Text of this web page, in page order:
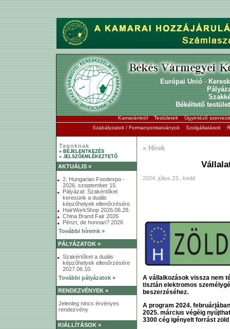
Európai Unió-
Békéltető testület
Kamaránkról Testületek
Ügyintéző
Szabályzatok / Formanyomtatványok
Szolgáltatások
Tagoknak
» BEJELENTKEZÉS
» JELSZÓEMLÉKEZTETŐ
AKTUÁLIS »
2. Hungarian Foodexpo -
2026. szeptember 15.
Pályázat: Szakértőket
keresünk a duális
képzőhelyek ellenőrzésére
HairWorkShop 2026.06.28.
China Brand Fair 2026
Pénzt, de honnan? 2026
További híreink »
PÁLYÁZATOK »
Szakértőket a duális
képzőhelyek ellenőrzésére
2027.06.10.
További pályázatok »
RENDEZVÉNYEK »
Jelenleg nincs érvényes
rendezvény
KIÁLLÍTÁSOK »
» Hírek
2024. július 23., kedd
A vállalkozások vissza nem
tisztán elektromos
beszerzéséhez.
A program 2024.
2025. március végéig
3300 cég igényelt forrást